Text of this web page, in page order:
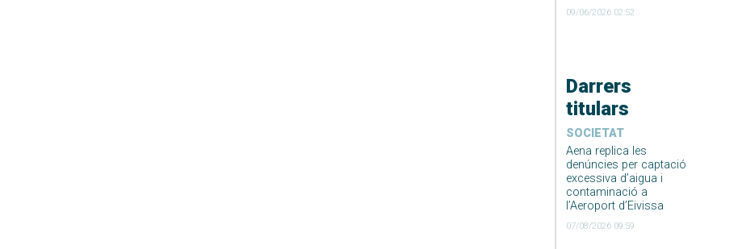
09/06/2026 02:52
Darrers
titulars
SOCIETAT
Aena replica les
denúncies per captació
excessiva d’aigua i
contaminació a
l’Aeroport d’Eivissa
07/08/2026 09:59